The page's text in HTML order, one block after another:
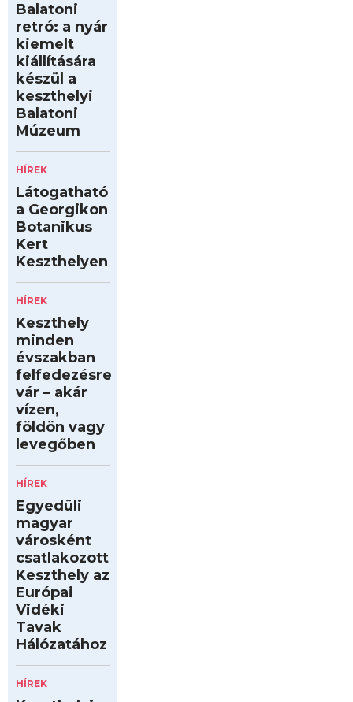
Balatoni
retró: a nyár
kiemelt
kiállítására
készül a
keszthelyi
Balatoni
Múzeum
HÍREK
Látogatható
a Georgikon
Botanikus
Kert
Keszthelyen
HÍREK
Keszthely
minden
évszakban
felfedezésre
vár – akár
vízen,
földön vagy
levegőben
HÍREK
Egyedüli
magyar
városként
csatlakozott
Keszthely az
Európai
Vidéki
Tavak
Hálózatához
HÍREK